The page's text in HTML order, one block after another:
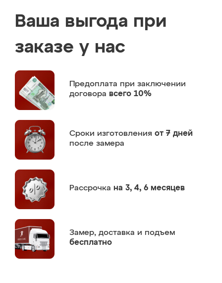
Ваша выгода при
заказе у нас
Предоплата при заключении
договора всего 10%
Сроки изготовления от 7 дней
после замера
Рассрочка на 3, 4, 6 месяцев
Замер, доставка и подъем
бесплатно